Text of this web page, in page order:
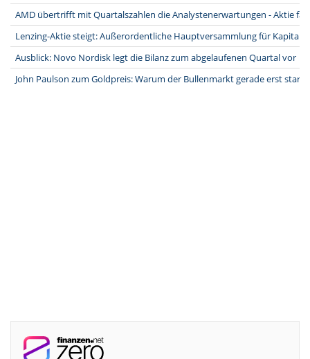
AMD übertrifft mit Quartalszahlen die Analystenerwartungen - Aktie
Lenzing-Aktie steigt: Außerordentliche Hauptversammlung für
Ausblick: Novo Nordisk legt die Bilanz zum abgelaufenen Quartal vor
John Paulson zum Goldpreis: Warum der Bullenmarkt gerade erst